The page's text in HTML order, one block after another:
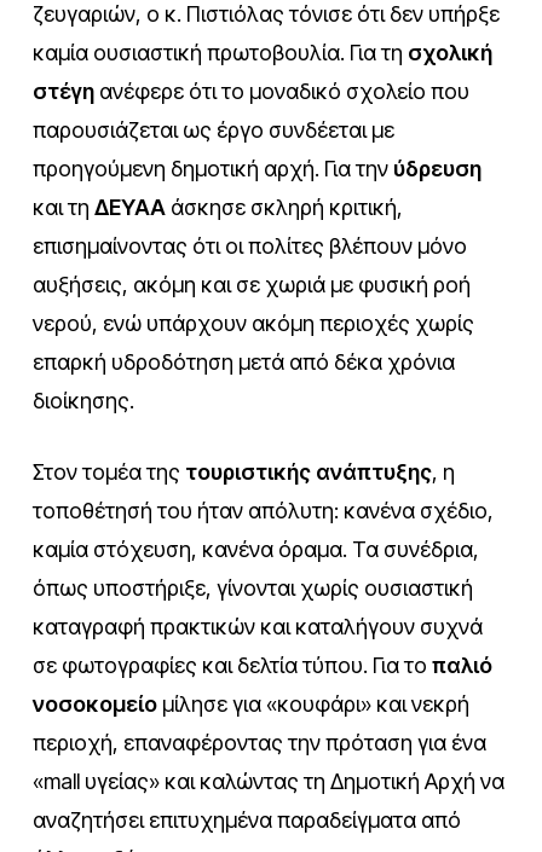
ζευγαριών, ο κ. Πιστιόλας τόνισε ότι δεν υπήρξε
καμία ουσιαστική πρωτοβουλία. Για τη σχολική
στέγηανέφερε ότι το μοναδικό σχολείο που
παρουσιάζεται ως έργο συνδέεται με
προηγούμενη δημοτική αρχή. Για την ύδρευση
και τη ΔΕΥΑΑ άσκησε σκληρή κριτική,
επισημαίνοντας ότι οι πολίτες βλέπουν μόνο
αυξήσεις, ακόμη και σε χωριά με φυσική ροή
νερού, ενώ υπάρχουν ακόμη περιοχές χωρίς
επαρκή υδροδότηση μετά από δέκα χρόνια
διοίκησης.
Στον τομέα της τουριστικής ανάπτυξης, η
τοποθέτησή του ήταν απόλυτη: κανένα σχέδιο,
καμία στόχευση, κανένα όραμα. Τα συνέδρια,
όπως υποστήριξε, γίνονται χωρίς ουσιαστική
καταγραφή πρακτικών και καταλήγουν συχνά
σε φωτογραφίες και δελτία τύπου. Για το παλιό
νοσοκομείομίλησε για «κουφάρι» και νεκρή
περιοχή, επαναφέροντας την πρόταση για ένα
«mall υγείας» και καλώντας τη Δημοτική Αρχή να
αναζητήσει επιτυχημένα παραδείγματα από